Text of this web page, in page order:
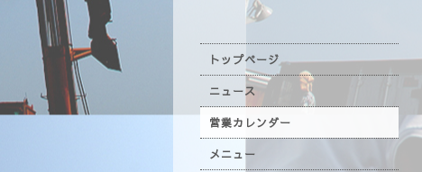
トップページ
ニュース
営業カレンダー
メニュー